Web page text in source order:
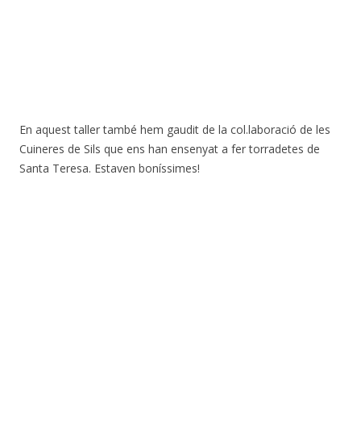
En aquest taller també hem gaudit de la col.laboració de les
Cuineres de Sils que ens han ensenyat a fer torradetes de
Santa Teresa. Estaven boníssimes!